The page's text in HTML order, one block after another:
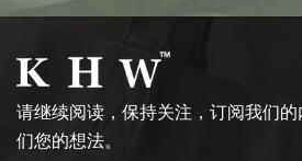
请继续阅读，保持关注，订阅我们
们您的想法。